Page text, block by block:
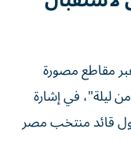
مقاطع مصورة
ليلة"، في إشارة
قائد منتخب مصر